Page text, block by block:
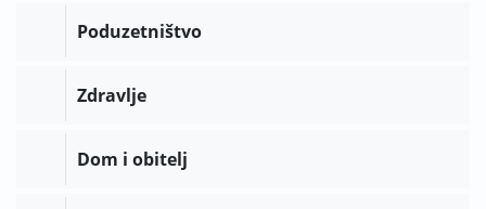
Poduzetništvo
Zdravlje
Dom i obitelj